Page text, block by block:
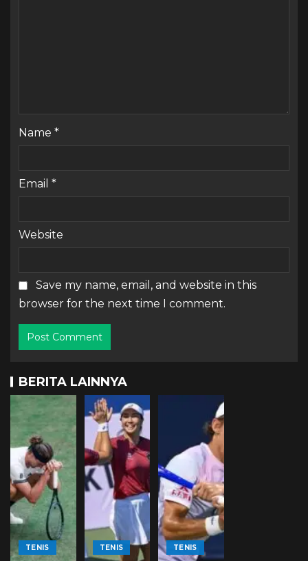
Name *
Email *
Website
Save my name, email, and website in this
browser for the next time I comment.
BERITA LAINNYA
TENIS TENIS TENIS